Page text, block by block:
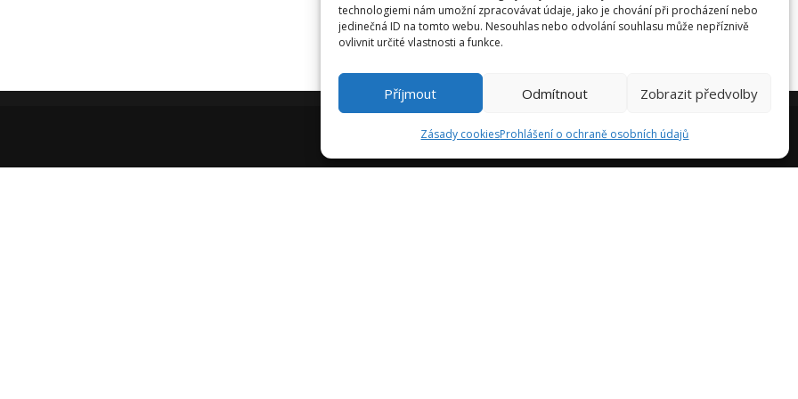
technologiemi nám umožní zpracovávat údaje, jako je chování při procházení nebo
jedinečná ID na tomto webu. Nesouhlas nebo odvolání souhlasu může nepříznivě
ovlivnit určité vlastnosti a funkce.
Příjmout Odmítnout Zobrazit předvolby
Zásady cookiesProhlášení o ochraně osobních údajů
DIČ: CZ25472780